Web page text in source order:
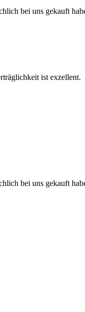
bei uns gekauft
ist exzellent.
bei uns gekauft